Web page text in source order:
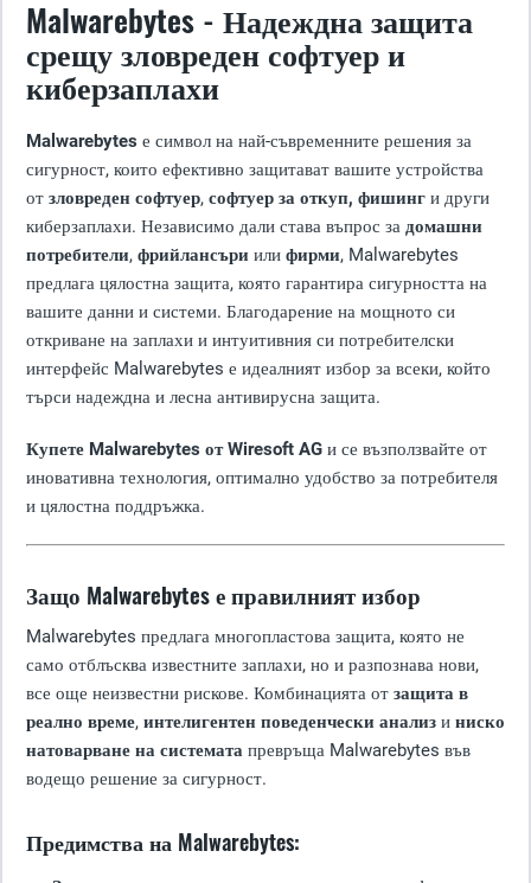
Malwarebytes - Надеждна защита
срещу зловреден софтуер и
киберзаплахи
Malwarebytes е символ на най-съвременните решения за
сигурност, които ефективно защитават вашите устройства
от зловреден софтуер, софтуер за откуп, фишинг и други
киберзаплахи. Независимо дали става въпрос за домашни
потребители, фрийлансъри или фирми, Malwarebytes
предлага цялостна защита, която гарантира сигурността на
вашите данни и системи. Благодарение на мощното си
откриване на заплахи и интуитивния си потребителски
интерфейс Malwarebytes е идеалният избор за всеки, който
търси надеждна и лесна антивирусна защита.
Купете Malwarebytes от Wiresoft AG и се възползвайте от
иновативна технология, оптимално удобство за потребителя
и цялостна поддръжка.
Защо Malwarebytes е правилният избор
Malwarebytes предлага многопластова защита, която не
само отблъсква известните заплахи, но и разпознава нови,
все още неизвестни рискове. Комбинацията от защита в
реално време, интелигентен поведенчески анализ и ниско
натоварване на системата превръща Malwarebytes във
водещо решение за сигурност.
Предимства на Malwarebytes: